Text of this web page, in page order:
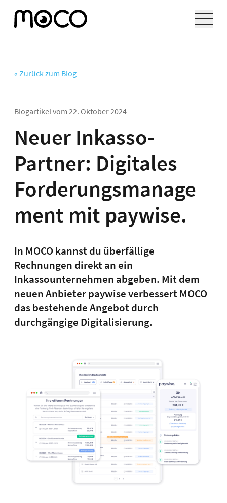
« Zurück zum Blog
Blogartikel vom 22. Oktober 2024
Neuer Inkasso-
Partner: Digitales
Forderungsmanage
ment mit paywise.
In MOCO kannst du überfällige
Rechnungen direkt an ein
Inkassounternehmen abgeben. Mit dem
neuen Anbieter paywise verbessert MOCO
das bestehende Angebot durch
durchgängige Digitalisierung.